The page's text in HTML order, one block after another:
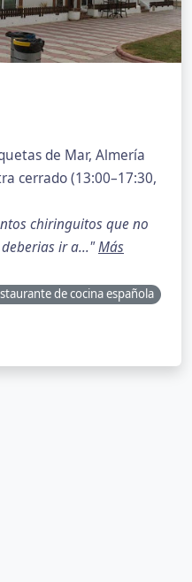
de Mar, Almería
cerrado (13:00–17:30,
chiringuitos que no
ir a..."Más
de cocina española